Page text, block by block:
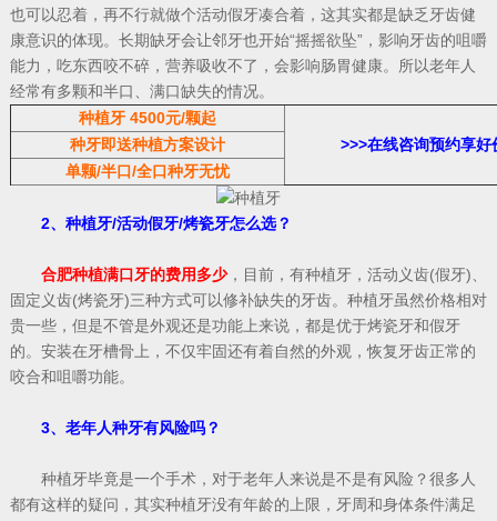
也可以忍着，再不行就做个活动假牙凑合着，这其实都是缺乏牙齿健
康意识的体现。长期缺牙会让邻牙也开始“摇摇欲坠”，影响牙齿的咀嚼
能力，吃东西咬不碎，营养吸收不了，会影响肠胃健康。所以老年人
经常有多颗和半口、满口缺失的情况。
种植牙 4500元/颗起
>>>在线咨询预约享好
种牙即送种植方案设计
单颗/半口/全口种牙无忧
2、种植牙/活动假牙/烤瓷牙怎么选？
合肥种植满口牙的费用多少，目前，有种植牙，活动义齿(假牙)、
固定义齿(烤瓷牙)三种方式可以修补缺失的牙齿。种植牙虽然价格相对
贵一些，但是不管是外观还是功能上来说，都是优于烤瓷牙和假牙
的。安装在牙槽骨上，不仅牢固还有着自然的外观，恢复牙齿正常的
咬合和咀嚼功能。
3、老年人种牙有风险吗？
种植牙毕竟是一个手术，对于老年人来说是不是有风险？很多人
都有这样的疑问，其实种植牙没有年龄的上限，牙周和身体条件满足